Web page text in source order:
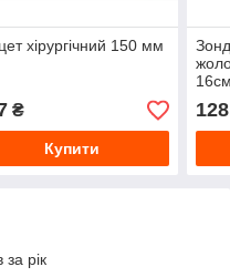
хірургічний 150 мм
₴
Купити
за рік